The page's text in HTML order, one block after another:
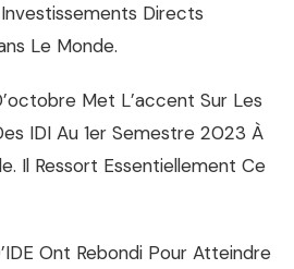
Directs
Le Monde.
Met L’accent Sur Les
IDI Au 1er Semestre 2023 À
Il Ressort Essentiellement Ce
Ont Rebondi Pour Atteindre